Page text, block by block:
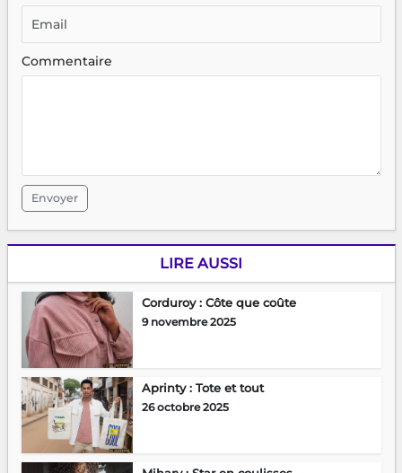
Commentaire
Envoyer
LIRE AUSSI
Corduroy : Côte que coûte
9 novembre 2025
Aprinty : Tote et tout
26 octobre 2025